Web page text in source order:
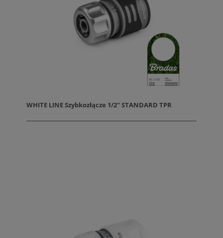
WHITE LINE Szybkozłącze 1/2" STANDARD TPR